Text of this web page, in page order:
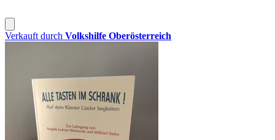
Verkauft durch Volkshilfe Oberösterreich